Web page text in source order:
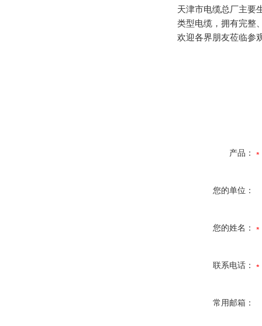
天津市电缆总厂主要
类型电缆，拥有完整
欢迎各界朋友莅临参
产品：
您的单位：
您的姓名：
联系电话：
常用邮箱：